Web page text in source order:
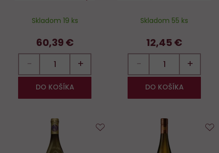
Skladom 19 ks
60,39 €
− +
DO KOŠÍKA
Skladom 55 ks
12,45 €
− +
DO KOŠÍKA